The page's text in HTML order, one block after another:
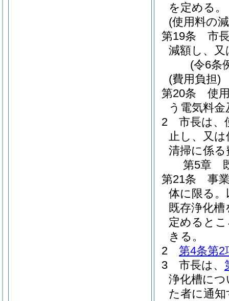
を定める。
(使用料の
第19条
市
減額し、
(令6条
(費用負担)
第20条
使
う電気料
2
市長は、
止し、又
清掃に係
第5章
第21条
事
体に限る
既存浄化
定めると
きる。
2
第4条第2
3
市長は、
浄化槽に
た者に通